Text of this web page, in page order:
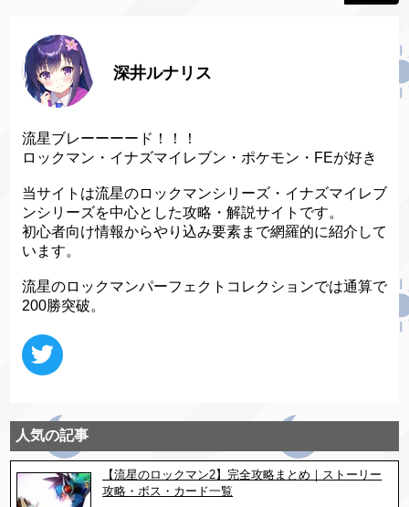
深井ルナリス
流星ブレーーーード！！！
ロックマン・イナズマイレブン・ポケモン・FEが好き
当サイトは流星のロックマンシリーズ・イナズマイレブ
ンシリーズを中心とした攻略・解説サイトです。
初心者向け情報からやり込み要素まで網羅的に紹介して
います。
流星のロックマンパーフェクトコレクションでは通算で
200勝突破。
人気の記事
【流星のロックマン2】完全攻略まとめ｜ストーリー
攻略・ボス・カード一覧